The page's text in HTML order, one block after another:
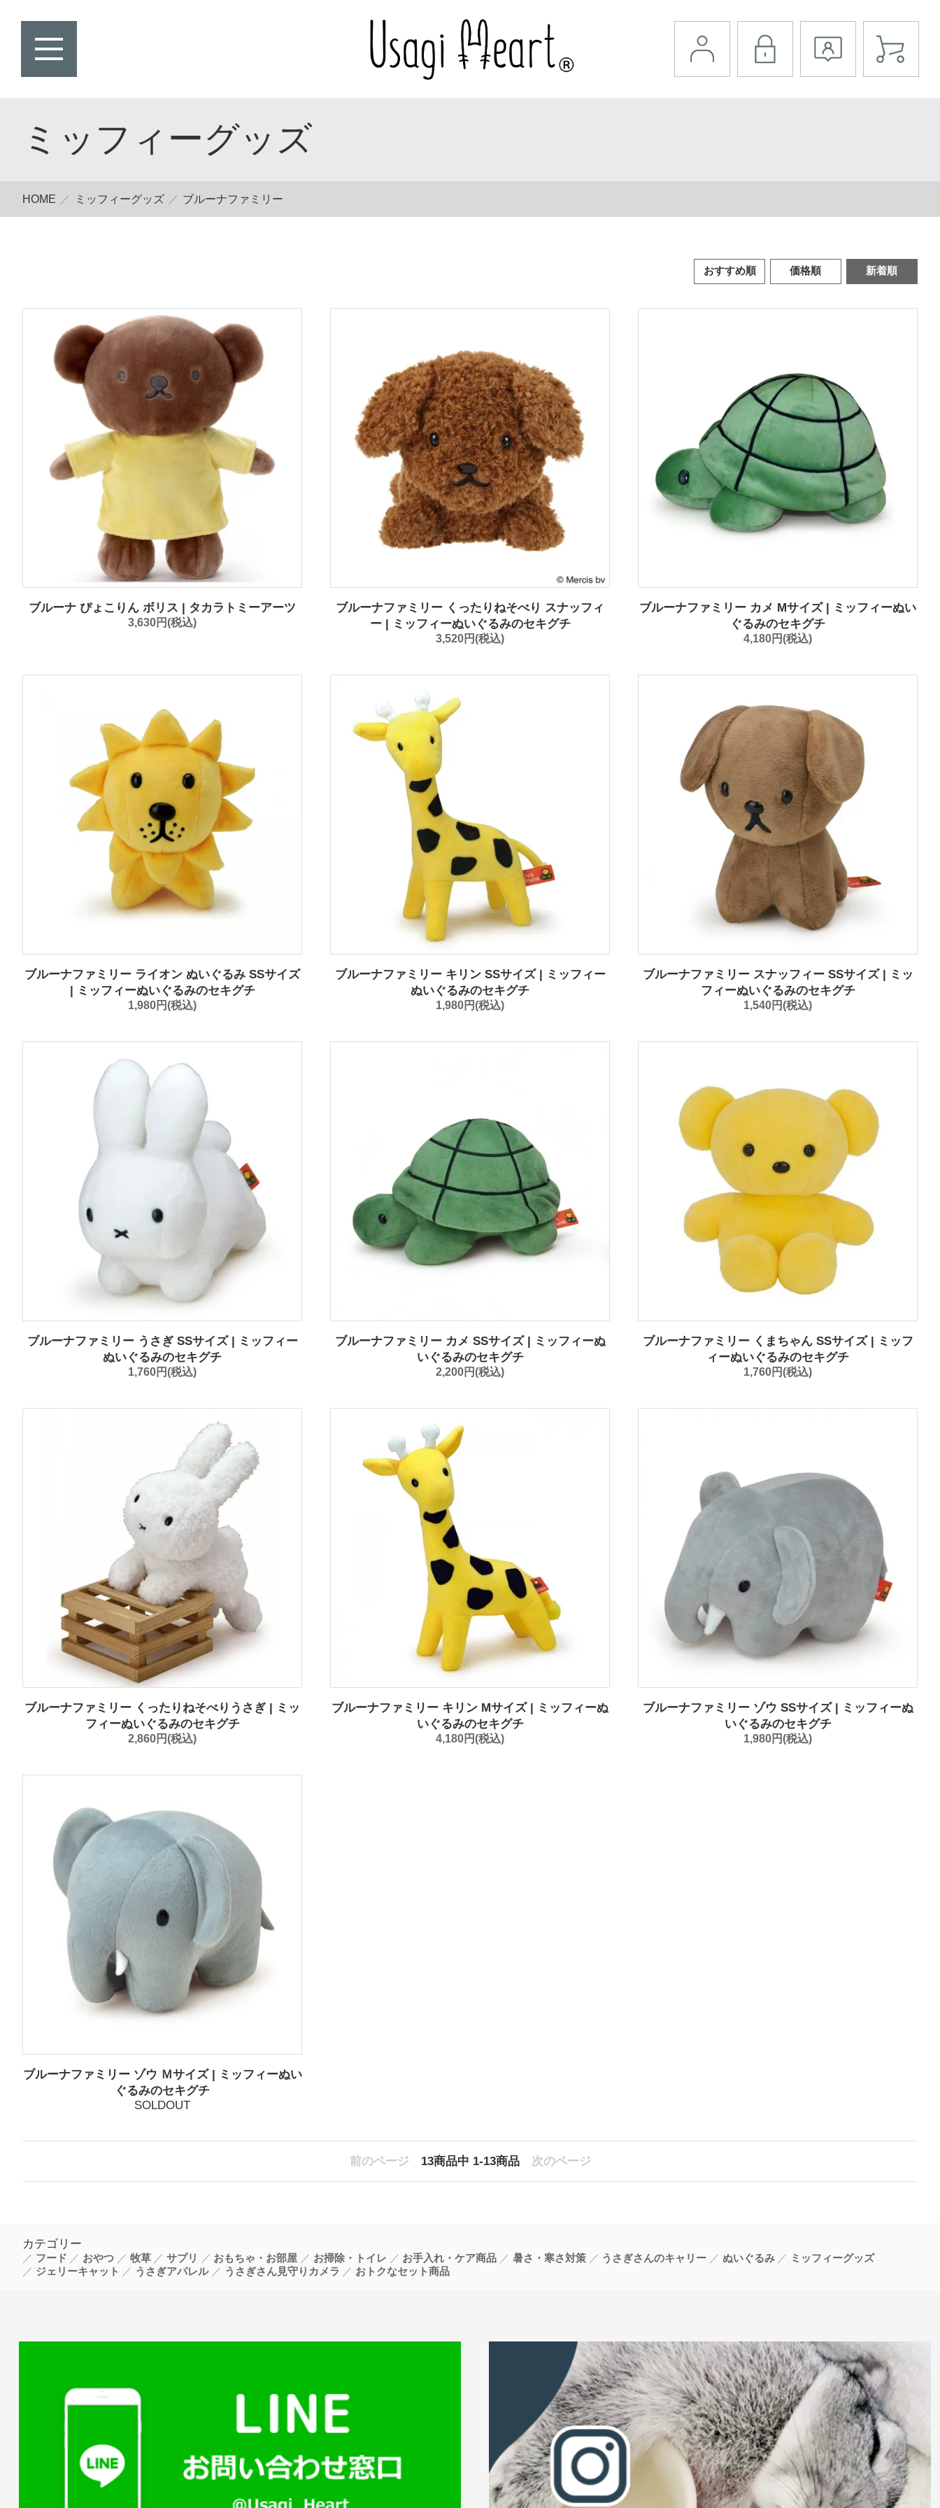
ミッフィーグッズ
HOME ミッフィーグッズ ブルーナファミリー
おすすめ順 価格順 新着順
ブルーナ ぴょこりん ボリス | タカラトミーアーツ
3,630円(税込)
ブルーナファミリー くったりねそべり スナッフィ
ー | ミッフィーぬいぐるみのセキグチ
3,520円(税込)
ブルーナファミリー カメ Mサイズ | ミッフィーぬい
ぐるみのセキグチ
4,180円(税込)
ブルーナファミリー ライオン ぬいぐるみ SSサイズ
| ミッフィーぬいぐるみのセキグチ
1,980円(税込)
ブルーナファミリー キリン SSサイズ | ミッフィー
ぬいぐるみのセキグチ
1,980円(税込)
ブルーナファミリー スナッフィー SSサイズ | ミッ
フィーぬいぐるみのセキグチ
1,540円(税込)
ブルーナファミリー うさぎ SSサイズ | ミッフィー
ぬいぐるみのセキグチ
1,760円(税込)
ブルーナファミリー カメ SSサイズ | ミッフィーぬ
いぐるみのセキグチ
2,200円(税込)
ブルーナファミリー くまちゃん SSサイズ | ミッフ
ィーぬいぐるみのセキグチ
1,760円(税込)
ブルーナファミリー くったりねそべりうさぎ | ミッ
フィーぬいぐるみのセキグチ
2,860円(税込)
ブルーナファミリー キリン Mサイズ | ミッフィーぬ
いぐるみのセキグチ
4,180円(税込)
ブルーナファミリー ゾウ SSサイズ | ミッフィーぬ
いぐるみのセキグチ
1,980円(税込)
ブルーナファミリー ゾウ Ｍサイズ | ミッフィーぬい
ぐるみのセキグチ
SOLDOUT
前のページ 13商品中 1-13商品 次のページ
カテゴリー
フード おやつ 牧草 サプリ おもちゃ・お部屋 お掃除・トイレ お手入れ・ケア商品 暑さ・寒さ対策 うさぎさんのキャリー ぬいぐるみ
ミッフィーグッズ
ジェリーキャット
うさぎアパレル うさぎさん見守りカメラ おトクなセット商品